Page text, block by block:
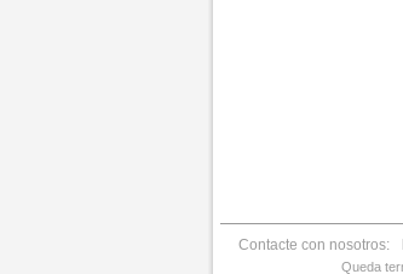
Contacte con nosotros:
Queda